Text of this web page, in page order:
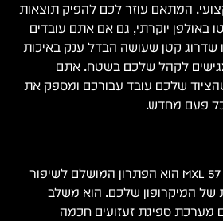
המתאם עוזר לכם להפיק תוצאות
באולפן יוקרתי, גם אם אתם עובדים
שדרוג קטן שעושה הבדל ענק באיכות
לקהל שלכם בשטח. אתם
שלכם עובד עבורכם ומספק את
פעם מחדש.
המתאם MXL 57 Shockmount הוא הפתרון המושלם לשיפור
של המיקרופון שלכם. הוא משלב
מערכת ספיגת זעזועים חכמה